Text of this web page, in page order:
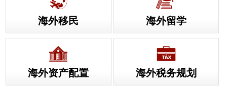
海外移民 海外留学
海外资产配置 海外税务规划